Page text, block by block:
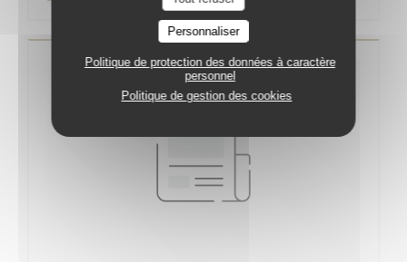
Personnaliser
Politique de protection des données à caractère
personnel
Politique de gestion des cookies